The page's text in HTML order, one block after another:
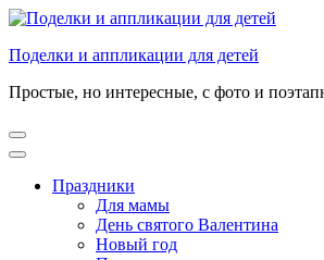
Перейти
содержимому
Enter)
Поделки и аппликации для детей
Простые, но интересные, с фото и
Праздники
Для мамы
День святого Валентина
Новый год